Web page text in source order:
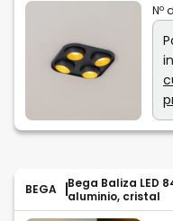
Nº
BEGA
Bega Baliza LED
aluminio, cristal